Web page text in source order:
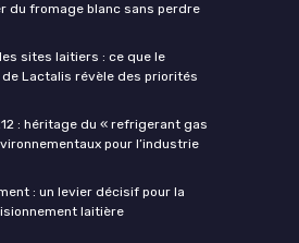
du fromage blanc sans perdre
sites laitiers : ce que le
Lactalis révèle des priorités
: héritage du « refrigerant gas
pour l’industrie
: un levier décisif pour la
laitière